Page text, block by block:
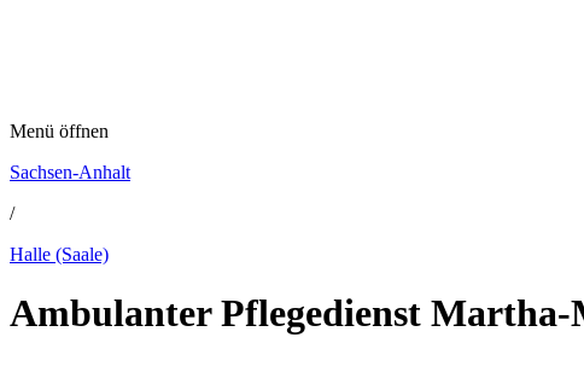
Menü öffnen
Sachsen-Anhalt
/
Halle (Saale)
Ambulanter Pflegedienst